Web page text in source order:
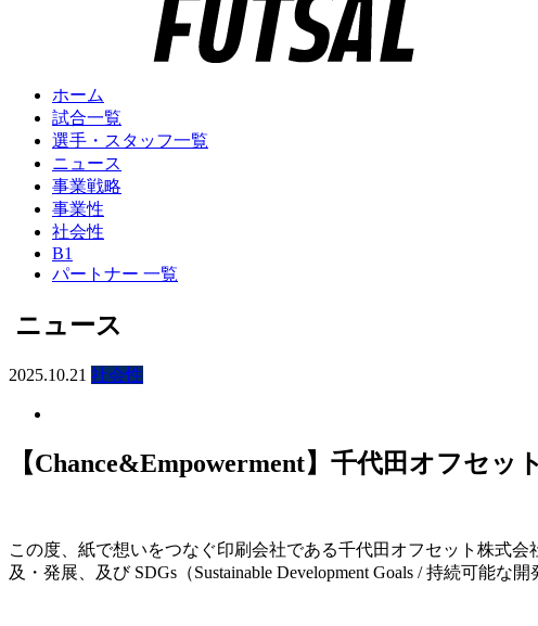
ホーム
試合一覧
選手・スタッフ一覧
ニュース
事業戦略
事業性
社会性
B1
パートナー 一覧
ニュース
2025.10.21 社会性
【Chance&Empowerment】千代田オフセ
この度、紙で想いをつなぐ印刷会社である千代田オフセット株式
及・発展、及び SDGs（Sustainable Development Goals / 持続可能